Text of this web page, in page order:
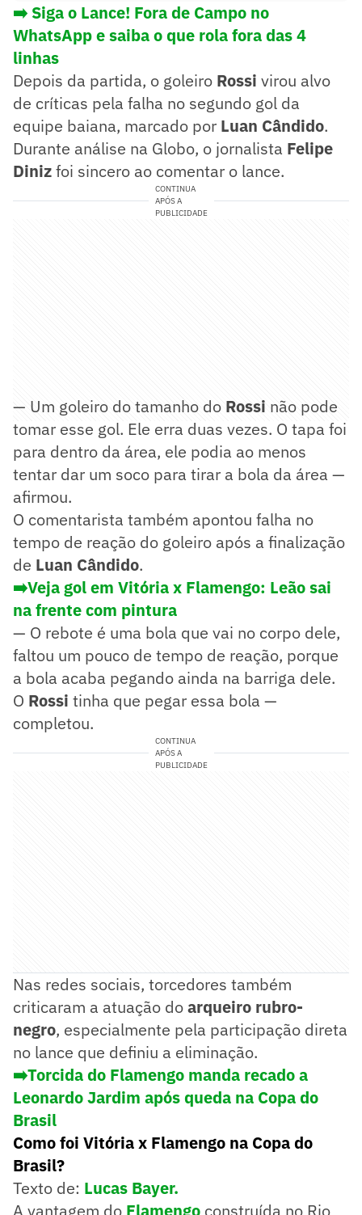
➡️ Siga o Lance! Fora de Campo no
WhatsApp e saiba o que rola fora das 4
linhas
Depois da partida, o goleiro Rossi virou alvo
de críticas pela falha no segundo gol da
equipe baiana, marcado por Luan Cândido.
Durante análise na Globo, o jornalista Felipe
Dinizfoi sincero ao comentar o lance.
CONTINUA
APÓS A
PUBLICIDADE
— Um goleiro do tamanho do Rossi não pode
tomar esse gol. Ele erra duas vezes. O tapa foi
para dentro da área, ele podia ao menos
tentar dar um soco para tirar a bola da área —
afirmou.
O comentarista também apontou falha no
tempo de reação do goleiro após a finalização
de Luan Cândido.
➡️Veja gol em Vitória x Flamengo: Leão sai
na frente com pintura
— O rebote é uma bola que vai no corpo dele,
faltou um pouco de tempo de reação, porque
a bola acaba pegando ainda na barriga dele.
O Rossi tinha que pegar essa bola —
completou.
CONTINUA
APÓS A
PUBLICIDADE
Nas redes sociais, torcedores também
criticaram a atuação doarqueiro rubro-
negro, especialmente pela participação direta
no lance que definiu a eliminação.
➡️Torcida do Flamengo manda recado a
Leonardo Jardim após queda na Copa do
Brasil
Como foi Vitória x Flamengo na Copa do
Brasil?
Texto de: Lucas Bayer.
A vantagem do Flamengo construída no Rio